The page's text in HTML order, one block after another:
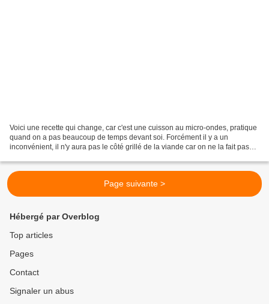
Voici une recette qui change, car c'est une cuisson au micro-ondes, pratique
quand on a pas beaucoup de temps devant soi. Forcément il y a un
inconvénient, il n'y aura pas le côté grillé de la viande car on ne la fait pas
Page suivante >
Hébergé par Overblog
Top articles
Pages
Contact
Signaler un abus